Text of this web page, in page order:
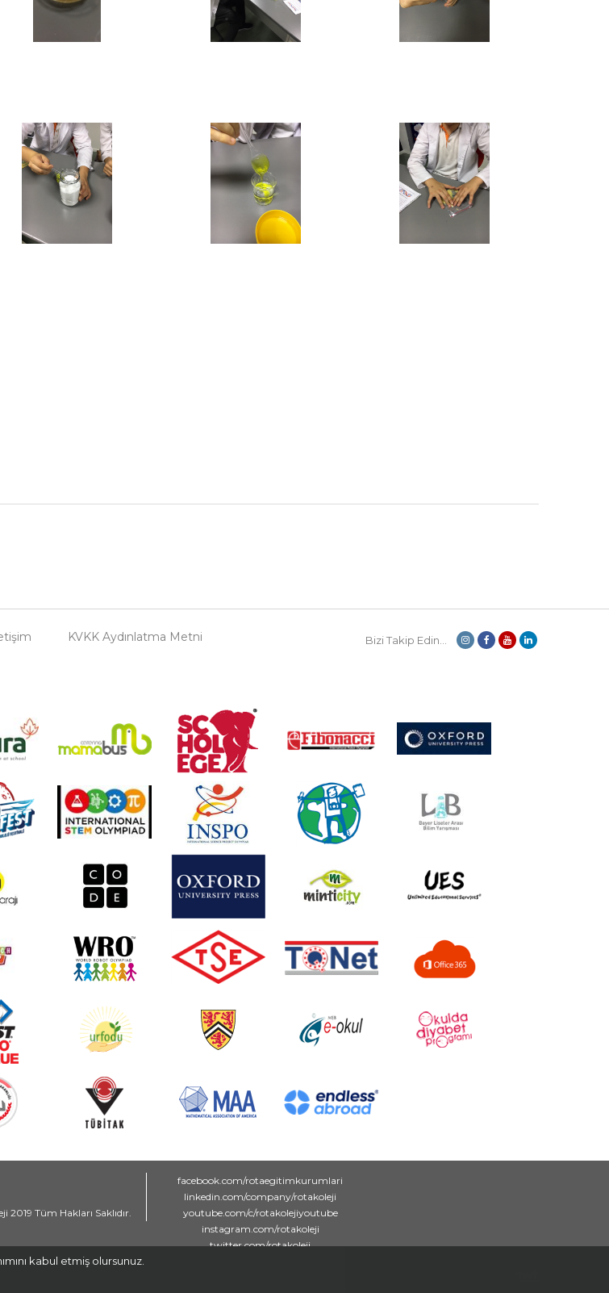
KVKK Aydınlatma Metni Bizi Takip Edin...
2019 Tüm Hakları Saklıdır.
facebook.com/rotaegitimkurumlari
linkedin.com/company/rotakoleji
youtube.com/c/rotakolejiyoutube
instagram.com/rotakoleji
twitter.com/rotakoleji
kabul etmiş olursunuz.